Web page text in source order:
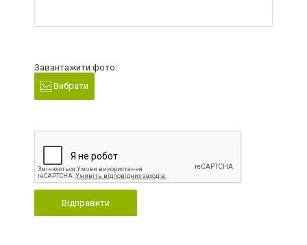
Завантажити фото:
Вибрати
Відправити